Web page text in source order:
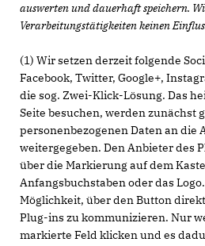
auswerten und dauerhaft speichern.
Verarbeitungstätigkeiten keinen
(1) Wir setzen derzeit folgende
Facebook, Twitter, Google+,
die sog. Zwei-Klick-Lösung. Das
Seite besuchen, werden zunächst
personenbezogenen Daten an die
weitergegeben. Den Anbieter des
über die Markierung auf dem
Anfangsbuchstaben oder das
Möglichkeit, über den Button
Plug-ins zu kommunizieren. Nur
markierte Feld klicken und es